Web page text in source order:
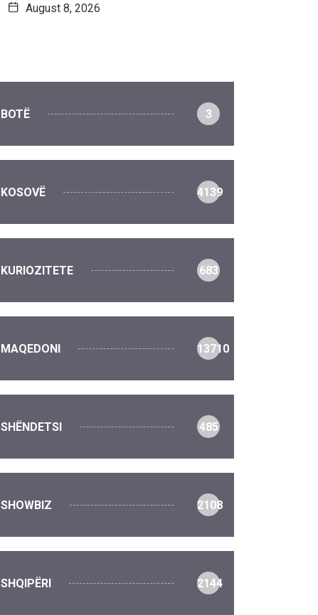
August 8, 2026
BOTË 3
KOSOVË 4139
KURIOZITETE 683
MAQEDONI 13710
SHËNDETSI 485
SHOWBIZ 2108
SHQIPËRI 2144